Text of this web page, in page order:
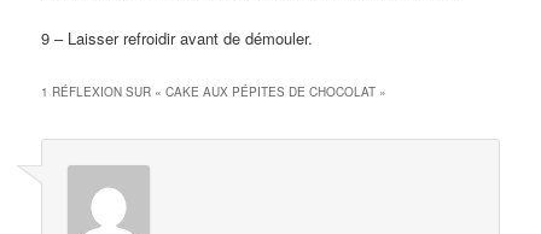
9 – Laisser refroidir avant de démouler.
1 RÉFLEXION SUR «CAKE AUX PÉPITES DE CHOCOLAT »